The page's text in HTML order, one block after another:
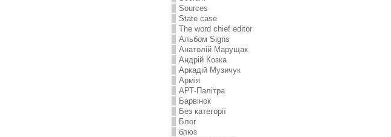
Sources
State case
The word chief editor
Альбом Signs
Анатолій Марущак
Андрій Козка
Аркадій Музичук
Армія
АРТ-Палітра
Барвінок
Без категорії
Блог
блюз